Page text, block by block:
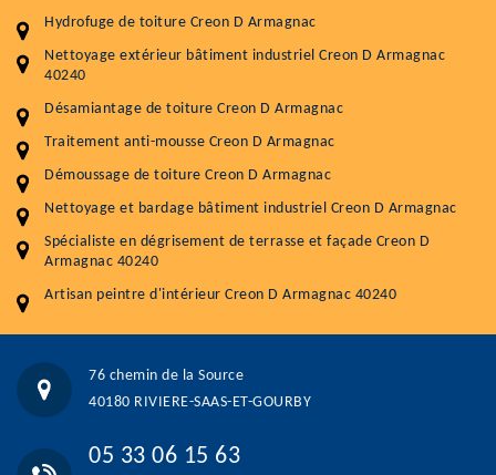
Hydrofuge de toiture Creon D Armagnac
Nettoyage extérieur bâtiment industriel Creon D Armagnac
40240
Désamiantage de toiture Creon D Armagnac
Traitement anti-mousse Creon D Armagnac
Démoussage de toiture Creon D Armagnac
Nettoyage et bardage bâtiment industriel Creon D Armagnac
Spécialiste en dégrisement de terrasse et façade Creon D
Armagnac 40240
Artisan peintre d'intérieur Creon D Armagnac 40240
76 chemin de la Source
40180 RIVIERE-SAAS-ET-GOURBY
05 33 06 15 63
Service
Démoussage toiture
Traitement hydrofuge toiture
Artisant local recommander
76 chemin de la Source 40180 RIVIERE-SAAS-ET-GOURBY